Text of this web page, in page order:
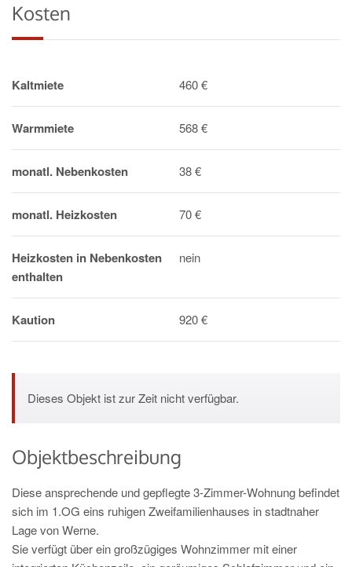
Kosten
Kaltmiete 460 €
Warmmiete 568 €
monatl. Nebenkosten 38 €
monatl. Heizkosten 70 €
Heizkosten in Nebenkosten
enthalten
nein
Kaution 920 €
Dieses Objekt ist zur Zeit nicht verfügbar.
Objektbeschreibung
Diese ansprechende und gepflegte 3-Zimmer-Wohnung befindet
sich im 1.OG eins ruhigen Zweifamilienhauses in stadtnaher
Lage von Werne.
Sie verfügt über ein großzügiges Wohnzimmer mit einer